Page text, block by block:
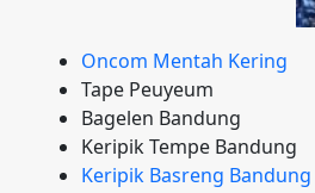
Oncom Mentah Kering
Tape Peuyeum
Bagelen Bandung
Keripik Tempe Bandung
Keripik Basreng Bandung